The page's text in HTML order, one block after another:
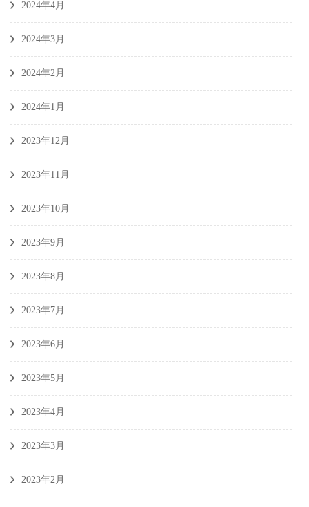
2024年4月
2024年3月
2024年2月
2024年1月
2023年12月
2023年11月
2023年10月
2023年9月
2023年8月
2023年7月
2023年6月
2023年5月
2023年4月
2023年3月
2023年2月